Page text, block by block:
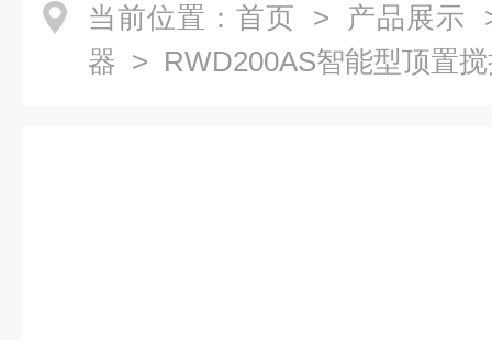
当前位置： 首页 > 产品展示
器 > RWD200AS智能型顶置